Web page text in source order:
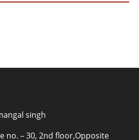
singh
no. – 30, 2nd floor,Opposite